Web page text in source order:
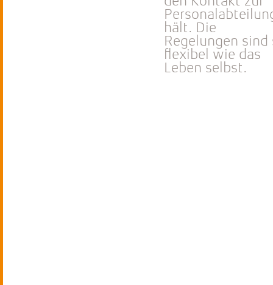
hält. Die
Regelungen sind
flexibel wie das
Leben selbst.